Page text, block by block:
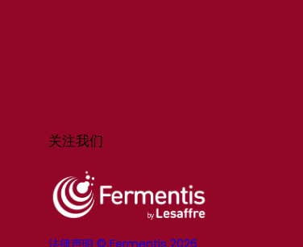
关注我们
法律声明 © Fermentis 2026